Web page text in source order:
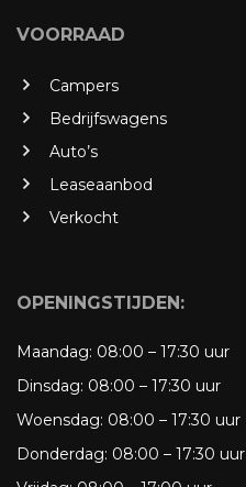
VOORRAAD
Campers
Bedrijfswagens
Auto’s
Leaseaanbod
Verkocht
OPENINGSTIJDEN:
Maandag: 08:00 – 17:30 uur
Dinsdag: 08:00 – 17:30 uur
Woensdag: 08:00 – 17:30 uur
Donderdag: 08:00 – 17:30 uur